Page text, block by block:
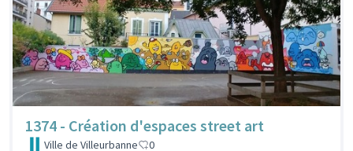
1374 - Création d'espaces street art
Ville de Villeurbanne 0